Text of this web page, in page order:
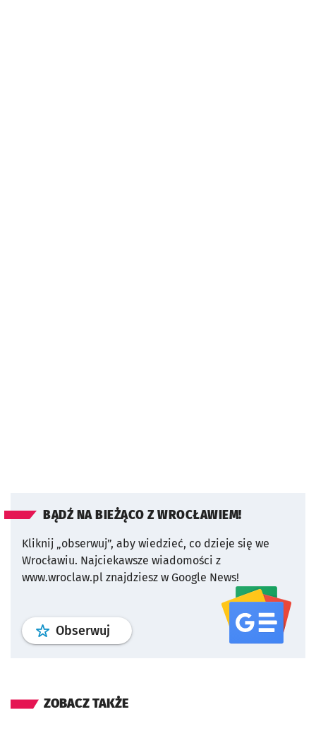
BĄDŹ NA BIEŻĄCO Z WROCŁAWIEM!
Kliknij „obserwuj”, aby wiedzieć, co dzieje się we
Wrocławiu. Najciekawsze wiadomości z
www.wroclaw.pl znajdziesz w Google News!
Obserwuj profil serwisu
ZOBACZ TAKŻE